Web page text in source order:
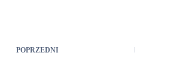
POPRZEDNI